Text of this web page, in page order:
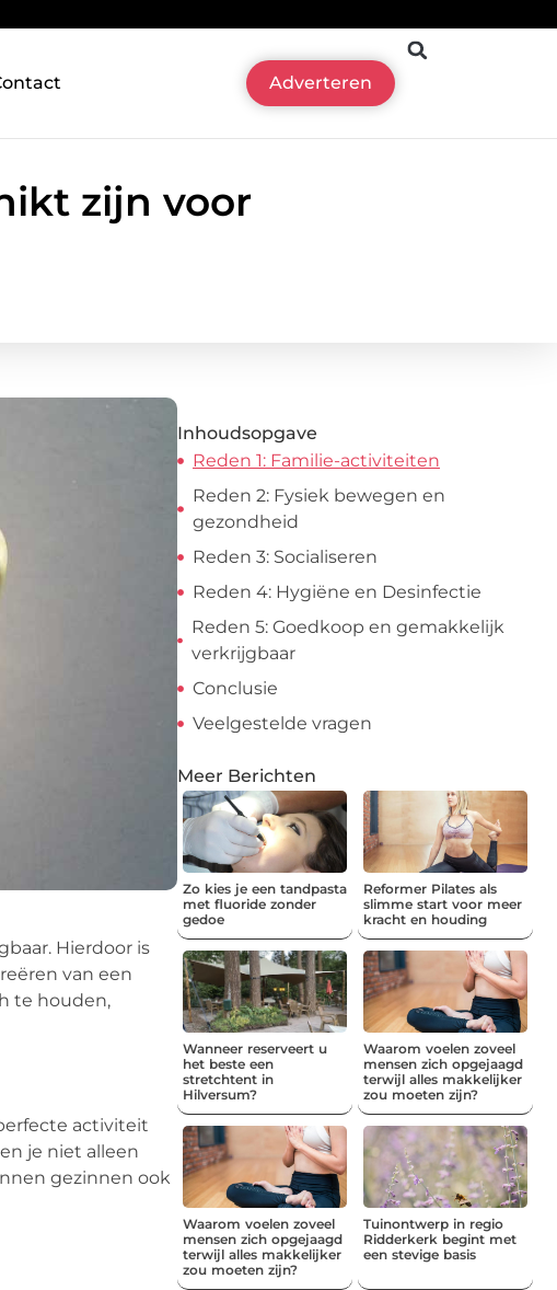
Adverteren
zijn voor
Hierdoor is
van een
te houden,
activiteit
je niet alleen
gezinnen ook
Inhoudsopgave
Reden 1: Familie-activiteiten
Reden 2: Fysiek bewegen en
gezondheid
Reden 3: Socialiseren
Reden 4: Hygiëne en Desinfectie
Reden 5: Goedkoop en gemakkelijk
verkrijgbaar
Conclusie
Veelgestelde vragen
Meer Berichten
Zo kies je een tandpasta
met fluoride zonder
gedoe
Reformer Pilates als
slimme start voor meer
kracht en houding
Wanneer reserveert u
het beste een
stretchtent in
Hilversum?
Waarom voelen zoveel
mensen zich opgejaagd
terwijl alles makkelijker
zou moeten zijn?
Waarom voelen zoveel
mensen zich opgejaagd
terwijl alles makkelijker
zou moeten zijn?
Tuinontwerp in regio
Ridderkerk begint met
een stevige basis